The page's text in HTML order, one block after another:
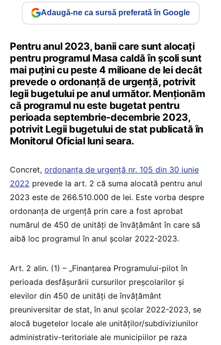
Adaugă-ne ca sursă preferată în Google
Pentru anul 2023, banii care sunt alocați
pentru programul Masa caldă în școli sunt
mai puțini cu peste 4 milioane de lei decât
prevede o ordonanță de urgență, potrivit
legii bugetului pe anul următor. Menționăm
că programul nu este bugetat pentru
perioada septembrie-decembrie 2023,
potrivit Legii bugetului de stat publicată în
Monitorul Oficial luni seara.
Concret, ordonanța de urgență nr. 105 din 30 iunie
2022 prevede la art. 2 că suma alocată pentru anul
2023 este de 266.510.000 de lei. Este vorba despre
ordonanța de urgență prin care a fost aprobat
numărul de 450 de unități de învățământ în care să
aibă loc programul în anul școlar 2022-2023.
Art. 2 alin. (1) – „Finanțarea Programului-pilot în
perioada desfășurării cursurilor preșcolarilor și
elevilor din 450 de unități de învățământ
preuniversitar de stat, în anul școlar 2022-2023, se
alocă bugetelor locale ale unităților/subdiviziunilor
administrativ-teritoriale ale municipiilor pe raza